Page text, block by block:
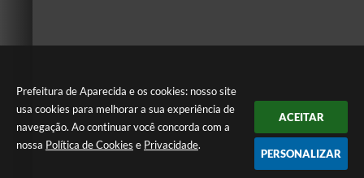
Prefeitura de Aparecida e os cookies: nosso site
usa cookies para melhorar a sua experiência de
navegação. Ao continuar você concorda com a
nossa Política de Cookies e Privacidade.
ACEITAR
PERSONALIZAR